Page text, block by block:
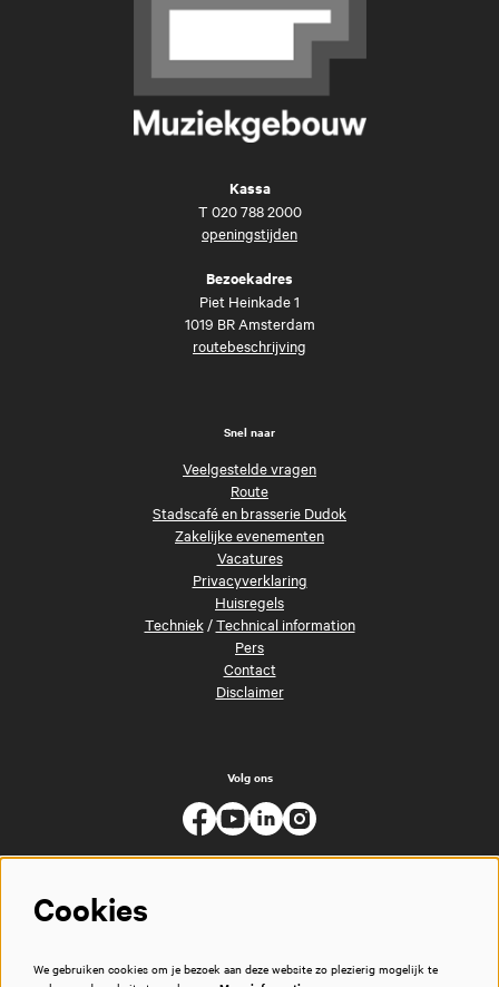
Kassa
T 020 788 2000
openingstijden
Bezoekadres
Piet Heinkade 1
1019 BR Amsterdam
routebeschrijving
Snel naar
Veelgestelde vragen
Route
Stadscafé en brasserie Dudok
Zakelijke evenementen
Vacatures
Privacyverklaring
Huisregels
Techniek/Technical information
Pers
Contact
Disclaimer
Volg ons
Cookies
We gebruiken cookies om je bezoek aan deze website zo plezierig mogelijk te